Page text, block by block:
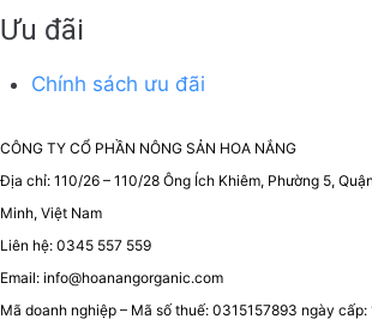
Ưu đãi
Chính sách ưu đãi
CÔNG TY CỔ PHẦN NÔNG SẢN HOA NẮNG
Địa chỉ: 110/26 – 110/28 Ông Ích Khiêm, Phường 5,
Minh, Việt Nam
Liên hệ: 0345 557 559
Email: info@hoanangorganic.com
Mã doanh nghiệp – Mã số thuế: 0315157893 ngày